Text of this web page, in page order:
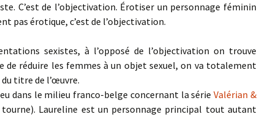
C’est de l’objectivation. Érotiser un personnage féminin
pas érotique, c’est de l’objectivation.
sexistes, à l’opposé de l’objectivation on trouve
de réduire les femmes à un objet sexuel, on va totalement
titre de l’œuvre.
dans le milieu franco-belge concernant la sérieValérian &
Laureline est un personnage principal tout autant